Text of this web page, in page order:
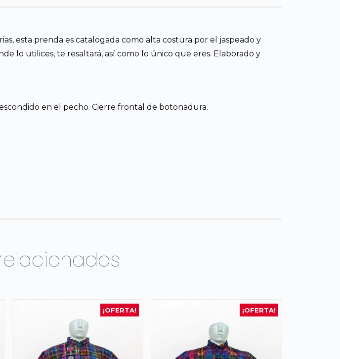
esta prenda es catalogada como alta costura por el jaspeado y
lo utilices, te resaltará, así como lo único que eres. Elaborado y
en el pecho. Cierre frontal de botonadura.
¡OFERTA! ¡OFERTA!